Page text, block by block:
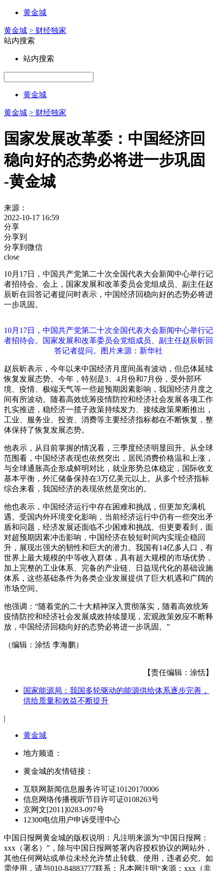
黄金城
黄金城 > 财经独家
站内搜索
站内搜索
黄金城
黄金城 > 财经独家
国家发展改革委：中国经济回
稳向好的态势必将进一步巩固
-黄金城
来源：
2022-10-17 16:59
分享
分享到
分享到微信
close
10月17日，中国共产党第二十次全国代表大会新闻中心举行记
者招待会。会上，国家发展和改革委员会党组成员、副主任赵
辰昕在回答记者提问时表示，中国经济回稳向好的态势必将进
一步巩固。
10月17日，中国共产党第二十次全国代表大会新闻中心举行记
者招待会。国家发展和改革委员会党组成员、副主任赵辰昕回
答记者提问。图片来源：新华社
赵辰昕表示，今年以来中国经济月度间虽有波动，但总体延续
恢复发展态势。今年，特别是3、4月份和7月份，受外部环
境、疫情、极端天气等一些超预期因素影响，我国经济月度之
间有所波动。随着高效统筹疫情防控和经济社会发展各项工作
扎实推进，稳经济一揽子政策持续发力、接续政策果断推出，
工业、服务业、投资、消费等主要经济指标都在不断恢复，整
体保持了恢复发展态势。
他表示，从目前掌握的情况看，三季度经济明显回升。从全球
范围看，中国经济表现也依然突出，居民消费价格温和上涨，
与全球通胀高企形成鲜明对比，就业形势总体稳定，国际收支
基本平衡，外汇储备保持在3万亿美元以上。从多个经济指标
综合来看，我国经济的表现依然是突出的。
他也表示，中国经济运行中存在困难和挑战，但更加充满机
遇。受国内外环境变化影响，当前经济运行中仍有一些突出矛
盾和问题，经济发展还面临不少困难和挑战。但更要看到，面
对超预期因素冲击影响，中国经济在较短时间内实现企稳回
升，展现出强大的韧性和巨大的潜力。我国有14亿多人口，有
世界上最大规模的中等收入群体，具有超大规模的市场优势，
加上完整的工业体系、完备的产业链、日益现代化的基础设施
体系，这些基础条件为各类企业发展提供了巨大机遇和广阔的
市场空间。
他强调：“随着党的二十大精神深入贯彻落实，随着高效统筹
疫情防控和经济社会发展成效持续显现，宏观政策效应不断释
放，中国经济回稳向好的态势必将进一步巩固。”
（编辑：涂恬 李海鹏）
【责任编辑：涂恬】
国家能源局：我国多轮驱动的能源供给体系逐步完善，
供给质量和效益不断提升
|
黄金城
地方频道：
黄金城的友情链接：
互联网新闻信息服务许可证10120170006
信息网络传播视听节目许可证0108263号
京网文[2011]0283-097号
12300电信用户申诉受理中心
中国日报网黄金城的版权说明：凡注明来源为“中国日报网：
xxx（署名）”，除与中国日报网签署内容授权协议的网站外，
其他任何网站或单位未经允许禁止转载、使用，违者必究。如
需使用，请与010-84883777联系；凡本网注明“来源：xxx（非